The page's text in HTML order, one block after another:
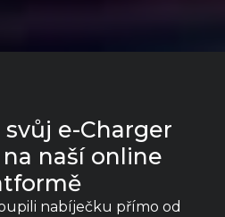
e-Charger
naší online
nabíječku přímo od